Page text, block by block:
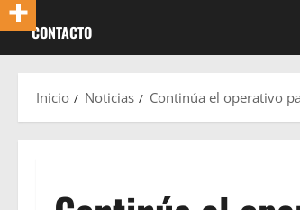
CONTACTO
Inicio Noticias Continúa el operativo